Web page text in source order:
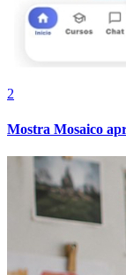
2
Mostra Mosaico